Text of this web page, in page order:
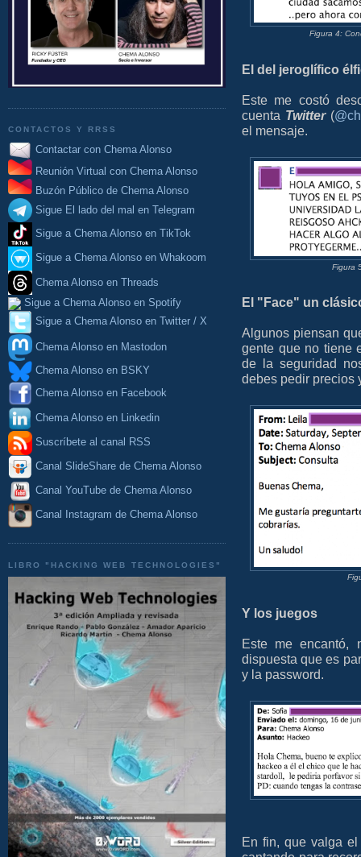
CONTACTOS Y RRSS
Contactar con Chema Alonso
Reunión Virtual con Chema Alonso
Buzón Público de Chema Alonso
Sigue El lado del mal en Telegram
Sigue a Chema Alonso en TikTok
Sigue a Chema Alonso en Whakoom
Chema Alonso en Threads
Sigue a Chema Alonso en Spotify
Sigue a Chema Alonso en Twitter / X
Chema Alonso en Mastodon
Chema Alonso en BSKY
Chema Alonso en Facebook
Chema Alonso en Linkedin
Suscríbete al canal RSS
Canal SlideShare de Chema Alonso
Canal YouTube de Chema Alonso
Canal Instagram de Chema Alonso
LIBRO "HACKING WEB TECHNOLOGIES"
Figura 4:
El del jeroglífico
Este me costó
cuenta Twitter(
el mensaje.
Figura
El "Face" un
Algunos piensan
gente que no tiene
de la seguridad
debes pedir precios
Y los juegos
Este me encantó,
dispuesta que es
y la password.
En fin, que valga